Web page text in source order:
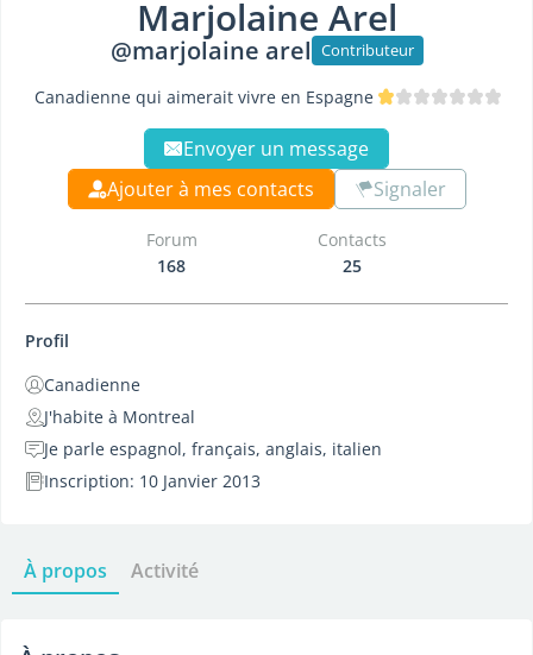
Marjolaine Arel
@marjolaine arel Contributeur
Canadienne qui aimerait vivre en Espagne
Envoyer un message
Ajouter à mes contacts
Signaler
Forum
168
Contacts
25
Profil
Canadienne
J'habite à Montreal
Je parle espagnol, français, anglais, italien
Inscription: 10 Janvier 2013
À propos Activité